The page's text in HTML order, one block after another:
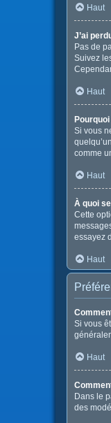
Haut
J’ai
Pas de
Suivez
Haut
Si vous
comme
Haut
À quoi
Cette
essayez
Haut
Si vous
Haut
Dans le
des